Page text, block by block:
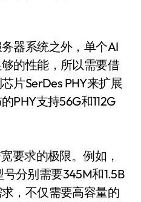
器系统之外，单个AI
的性能，所以需要借
片SerDes PHY来扩展
PHY支持56G和112G
要求的极限。例如，
分别需要345M和1.5B
，不仅需要高容量的